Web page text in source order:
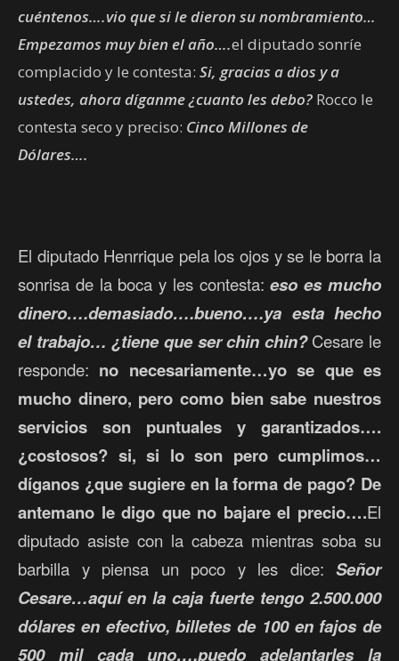
cuéntenos….vio que si le dieron su nombramiento…
Empezamos muy bien el año….el diputado sonríe
complacido y le contesta: Si, gracias a dios y a
ustedes, ahora díganme ¿cuanto les debo? Rocco le
contesta seco y preciso: Cinco Millones de
Dólares….
El diputado Henrrique pela los ojos y se le borra la
sonrisa de la boca y les contesta: eso es mucho
dinero….demasiado….bueno….ya esta hecho
el trabajo… ¿tiene que ser chin chin?Cesare le
responde: no necesariamente…yo se que es
mucho dinero, pero como bien sabe nuestros
servicios son puntuales y garantizados….
¿costosos? si, si lo son pero cumplimos…
díganos ¿que sugiere en la forma de pago? De
antemano le digo que no bajare el precio….El
diputado asiste con la cabeza mientras soba su
barbilla y piensa un poco y les dice: Señor
Cesare…aquí en la caja fuerte tengo 2.500.000
dólares en efectivo, billetes de 100 en fajos de
500 mil cada uno….puedo adelantarles la